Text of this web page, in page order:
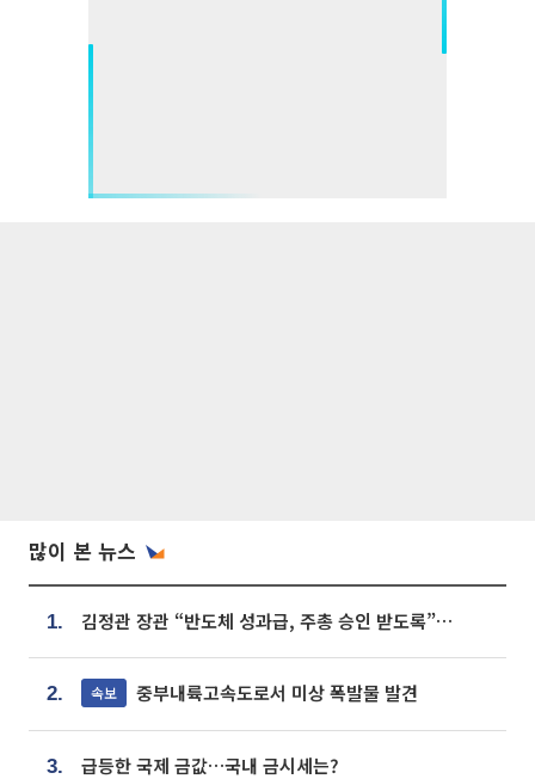
많이 본 뉴스
1. 김정관 장관 “반도체 성과급, 주총 승인 받도록”…상법·자본시장법 개정 시사
2. 속보 중부내륙고속도로서 미상 폭발물 발견
3. 급등한 국제 금값…국내 금시세는?